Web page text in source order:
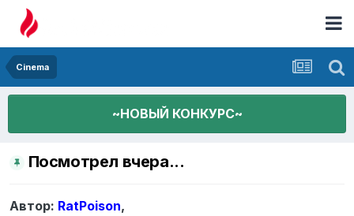
Cinema
~НОВЫЙ КОНКУРС~
Посмотрел вчера...
Автор: RatPoison,